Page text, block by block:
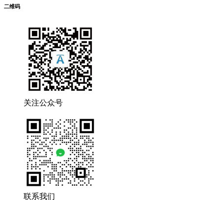
二维码
关注公众号
联系我们